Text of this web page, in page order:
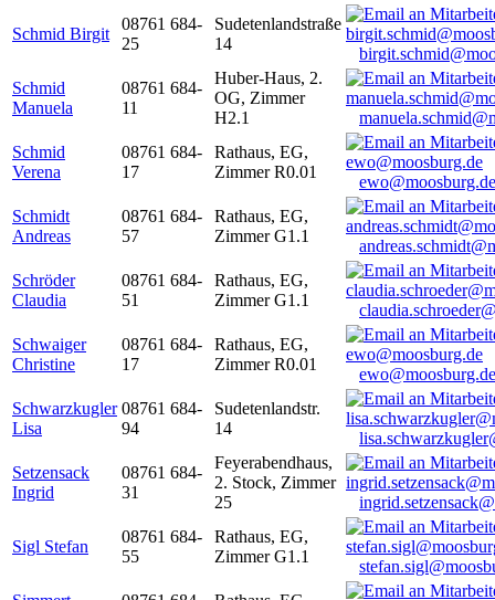
Schmid Birgit
08761 684-
25
Sudetenlandstraße
14
Schmid
Manuela
08761 684-
11
Huber-Haus, 2.
OG, Zimmer
H2.1
Schmid
Verena
08761 684-
17
Rathaus, EG,
Zimmer R0.01
ewo@moosburg.de
Schmidt
Andreas
08761 684-
57
Rathaus, EG,
Zimmer G1.1
Schröder
Claudia
08761 684-
51
Rathaus, EG,
Zimmer G1.1
Schwaiger
Christine
08761 684-
17
Rathaus, EG,
Zimmer R0.01
ewo@moosburg.de
Schwarzkugler
Lisa
08761 684-
94
Sudetenlandstr.
14
Setzensack
Ingrid
08761 684-
31
Feyerabendhaus,
2. Stock, Zimmer
25
Sigl Stefan
08761 684-
55
Rathaus, EG,
Zimmer G1.1